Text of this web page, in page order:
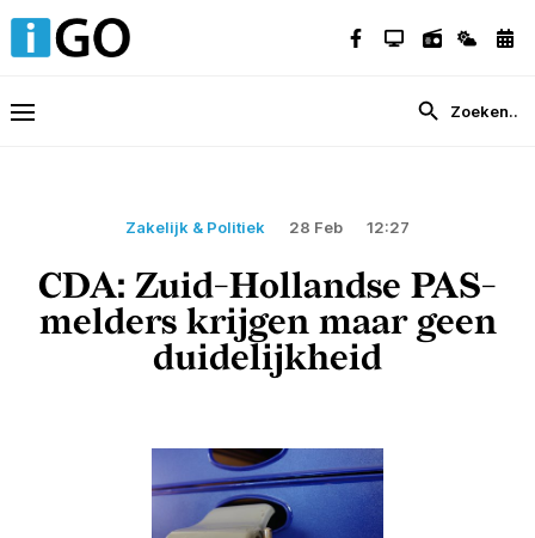
Zakelijk & Politiek 28 Feb 12:27
CDA: Zuid-Hollandse PAS-
melders krijgen maar geen
duidelijkheid